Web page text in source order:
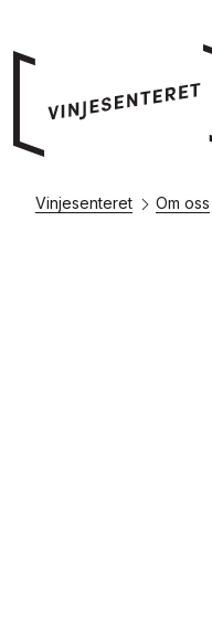
Vinjesenteret Om oss